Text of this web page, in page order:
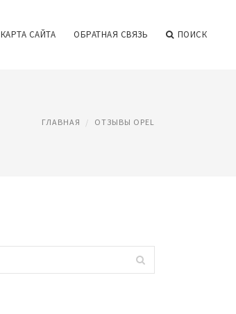
КАРТА САЙТА ОБРАТНАЯ СВЯЗЬ ПОИСК
ГЛАВНАЯ ОТЗЫВЫ OPEL